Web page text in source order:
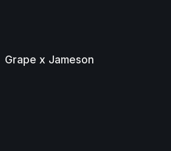
Grape x Jameson